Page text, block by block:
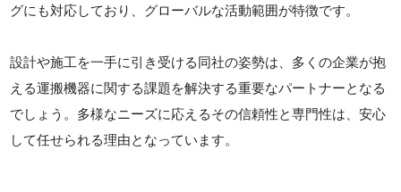
グにも対応しており、グローバルな活動範囲が特徴です。
設計や施工を一手に引き受ける同社の姿勢は、多くの企業が抱
える運搬機器に関する課題を解決する重要なパートナーとなる
でしょう。多様なニーズに応えるその信頼性と専門性は、安心
して任せられる理由となっています。